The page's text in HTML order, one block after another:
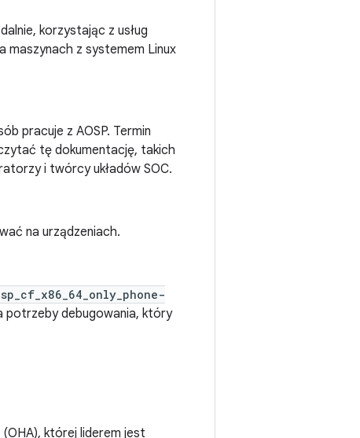
korzystając z usług
maszynach z systemem Linux
pracuje z AOSP. Termin
tę dokumentację, takich
i twórcy układów SOC.
na urządzeniach.
potrzeby debugowania, który
której liderem jest